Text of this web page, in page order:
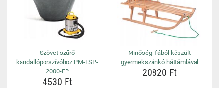
Szövet szűrő
kandallóporszívóhoz PM-ESP-
2000-FP
4530 Ft
Minőségi fából készült
gyermekszánkó háttámlával
20820 Ft